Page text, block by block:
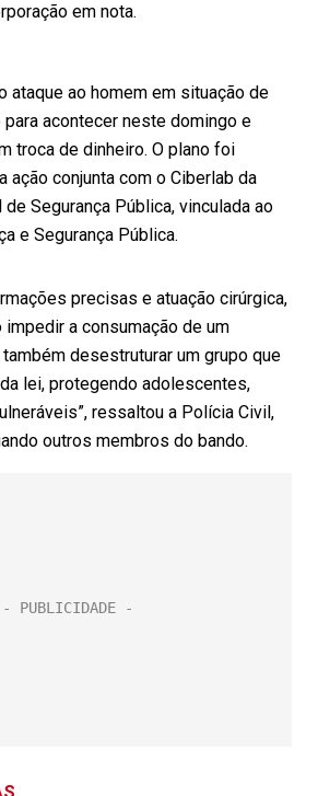
em nota.
ataque ao homem em situação de
acontecer neste domingo e
troca de dinheiro. O plano foi
ação conjunta com o Ciberlab da
Segurança Pública, vinculada ao
e Segurança Pública.
precisas e atuação cirúrgica,
a consumação de um
desestruturar um grupo que
lei, protegendo adolescentes,
ressaltou a Polícia Civil,
outros membros do bando.